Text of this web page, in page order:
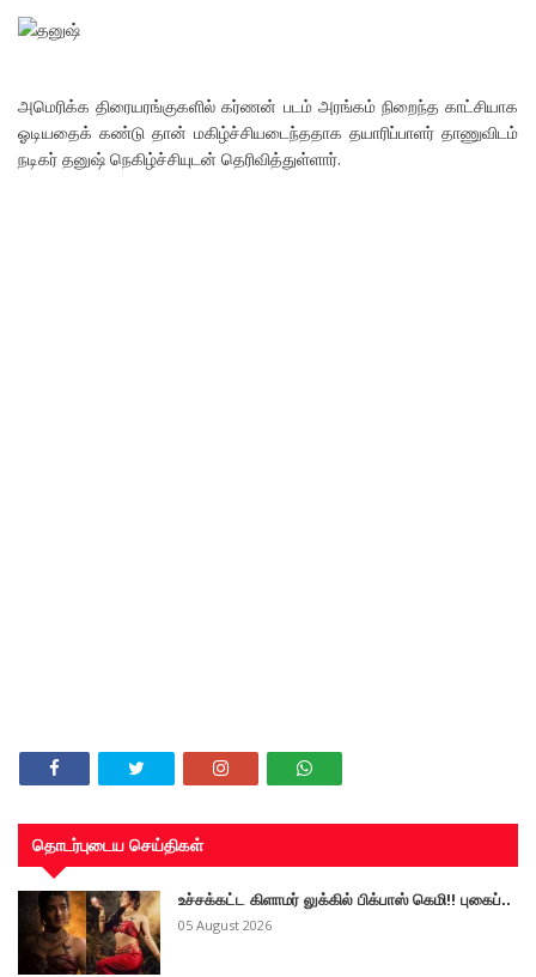
அமெரிக்க திரையரங்குகளில் கர்ணன் படம் அரங்கம் நிறைந்த காட்சியாக
ஓடியதைக் கண்டு தான் மகிழ்ச்சியடைந்ததாக தயாரிப்பாளர் தாணுவிடம்
நடிகர் தனுஷ் நெகிழ்ச்சியுடன் தெரிவித்துள்ளார்.
தொடர்புடைய செய்திகள்
உச்சக்கட்ட கிளாமர் லுக்கில் பிக்பாஸ் கெமி!! புகைப்..
05 August 2026